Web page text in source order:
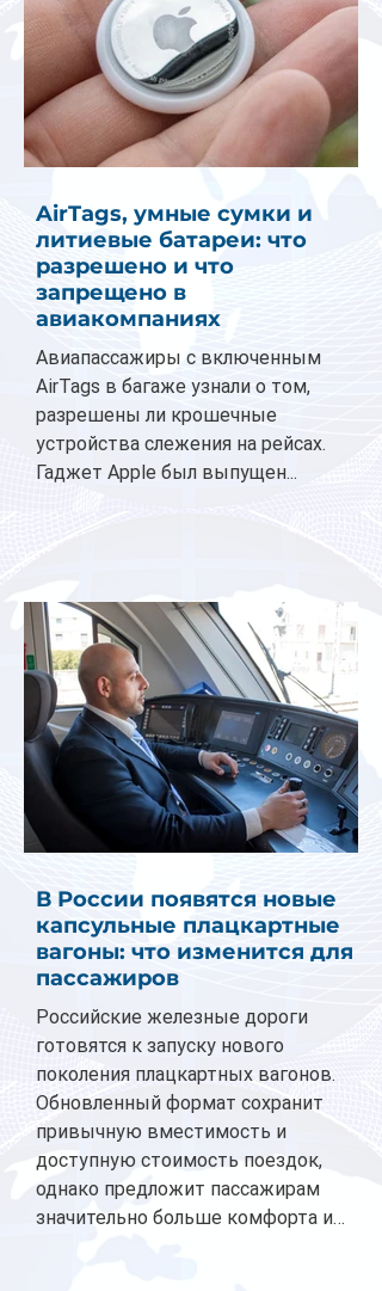
AirTags, умные сумки и
литиевые батареи: что
разрешено и что
запрещено в
авиакомпаниях
Авиапассажиры с включенным
AirTags в багаже узнали о том,
разрешены ли крошечные
устройства слежения на рейсах.
Гаджет Apple был выпущен...
В России появятся новые
капсульные плацкартные
вагоны: что изменится для
пассажиров
Российские железные дороги
готовятся к запуску нового
поколения плацкартных вагонов.
Обновленный формат сохранит
привычную вместимость и
доступную стоимость поездок,
однако предложит пассажирам
значительно больше комфорта и